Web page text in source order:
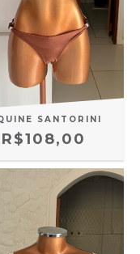
SANTORINI
R$108,00